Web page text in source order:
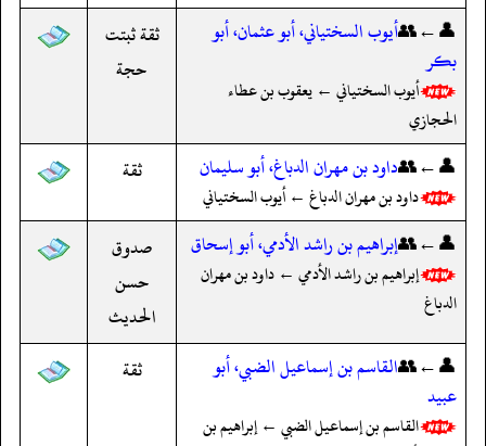
👤←👥أيوب السختياني، أبو عثمان، أبو
بكر
أيوب السختياني ← يعقوب بن عطاء
الحجازي
ثقة ثبتت
حجة
👤←👥داود بن مهران الدباغ، أبو سليمان
داود بن مهران الدباغ ← أيوب السختياني
ثقة
👤←👥إبراهيم بن راشد الأدمي، أبو إسحاق
إبراهيم بن راشد الأدمي ← داود بن مهران
الدباغ
صدوق
حسن
الحديث
👤←👥القاسم بن إسماعيل الضبي، أبو
عبيد
القاسم بن إسماعيل الضبي ← إبراهيم بن
ثقة